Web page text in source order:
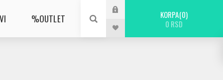
%OUTLET KORPA 0
0 RSD